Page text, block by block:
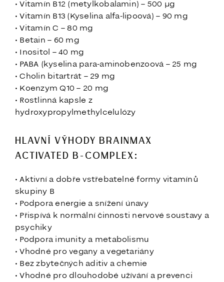
• Vitamín B12 (metylkobalamin) – 500 µg
• Vitamín B13 (Kyselina alfa-lipoová) – 90 mg
• Vitamín C – 80 mg
• Betain – 60 mg
• Inositol – 40 mg
• PABA (kyselina para-aminobenzoová – 25 mg
• Cholin bitartrát – 29 mg
• Koenzym Q10 – 20 mg
• Rostlinná kapsle z
hydroxypropylmethylcelulózy
HLAVNÍ VÝHODY BRAINMAX
ACTIVATED B-COMPLEX:
• Aktivní a dobře vstřebatelné formy vitamínů
skupiny B
• Podpora energie a snížení únavy
• Přispívá k normální činnosti nervové soustavy a
psychiky
• Podpora imunity a metabolismu
• Vhodné pro vegany a vegetariány
• Bez zbytečných aditiv a chemie
• Vhodné pro dlouhodobé užívání a prevenci